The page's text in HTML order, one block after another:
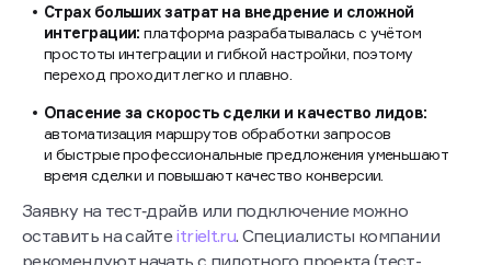
Страх больших затрат на внедрение и сложной
интеграции: платформа разрабатывалась с учётом
простоты интеграции и гибкой настройки, поэтому
переход проходит легко и плавно.
Опасение за скорость сделки и качество лидов:
автоматизация маршрутов обработки запросов
и быстрые профессиональные предложения уменьшают
время сделки и повышают качество конверсии.
Заявку на тест‑драйв или подключение можно
оставить на сайтеitrielt.ru. Специалисты компании
рекомендуют начать с пилотного проекта (тест-